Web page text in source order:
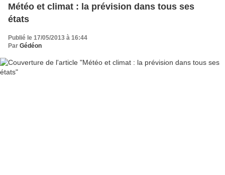
Météo et climat : la prévision dans tous ses
états
Publié le 17/05/2013 à 16:44
Par Gédéon